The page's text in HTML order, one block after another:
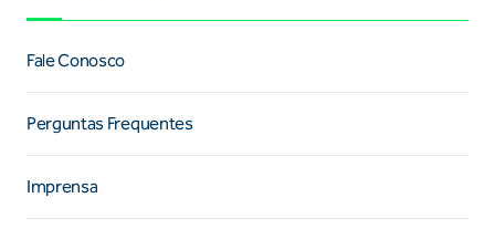
Fale Conosco
Perguntas Frequentes
Imprensa